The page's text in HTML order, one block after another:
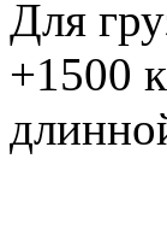
Для
+1500